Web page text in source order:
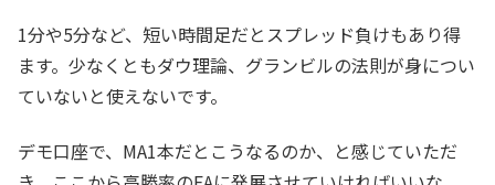
1分や5分など、短い時間足だとスプレッド負けもあり得
ます。少なくともダウ理論、グランビルの法則が身につい
ていないと使えないです。
デモ口座で、MA1本だとこうなるのか、と感じていただ